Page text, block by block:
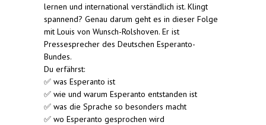
lernen und international verständlich ist. Klingt
spannend? Genau darum geht es in dieser Folge
mit Louis von Wunsch-Rolshoven. Er ist
Pressesprecher des Deutschen Esperanto-
Bundes.
Du erfährst:
✅ was Esperanto ist
✅ wie und warum Esperanto entstanden ist
✅ was die Sprache so besonders macht
✅ wo Esperanto gesprochen wird